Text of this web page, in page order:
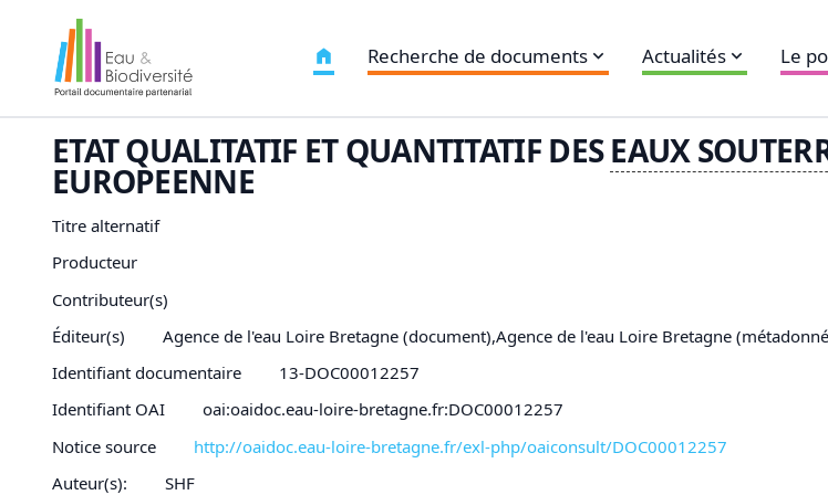
Recherche de documents Actualités Le
ETAT QUALITATIF ET QUANTITATIF DESEAUX
EUROPEENNE
Titre alternatif
Producteur
Contributeur(s)
Éditeur(s)
Agence de l'eau Loire Bretagne (document),Agence de l'eau Loire Bretagne
Identifiant documentaire
13-DOC00012257
Identifiant OAI
oai:oaidoc.eau-loire-bretagne.fr:DOC00012257
Notice source
http://oaidoc.eau-loire-bretagne.fr/exl-php/oaiconsult/DOC00012257
Auteur(s):
SHF